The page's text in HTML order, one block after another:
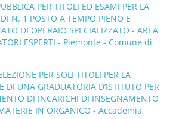
PER TITOLI ED ESAMI PER LA
N. 1 POSTO A TEMPO PIENO E
DI OPERAIO SPECIALIZZATO - AREA
ESPERTI - Piemonte - Comune di
PER SOLI TITOLI PER LA
DI UNA GRADUATORIA D’ISTITUTO PER
DI INCARICHI DI INSEGNAMENTO
IN ORGANICO - Accademia